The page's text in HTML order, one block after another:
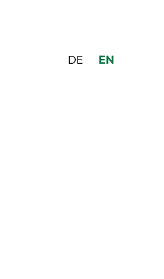
DE EN